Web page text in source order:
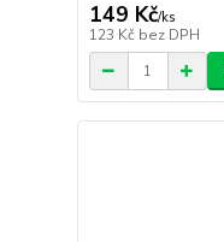
149 Kč/ks
123 Kč bez DPH